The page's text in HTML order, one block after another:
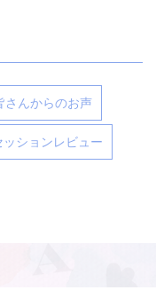
さんからのお声
ッションレビュー